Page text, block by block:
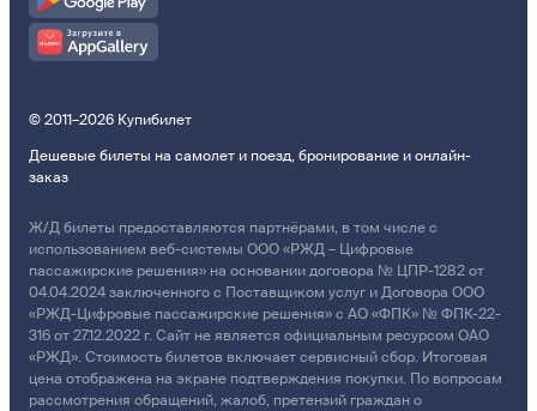
© 2011–2026 Купибилет
Дешевые билеты на самолет и поезд, бронирование и онлайн-
заказ
Ж/Д билеты предоставляются партнёрами, в том числе с
использованием веб-системы ООО «РЖД – Цифровые
пассажирские решения» на основании договора № ЦПР-1282 от
04.04.2024 заключенного с Поставщиком услуг и Договора ООО
«РЖД-Цифровые пассажирские решения» с АО «ФПК» № ФПК-22-
316 от 27.12.2022 г. Сайт не является официальным ресурсом ОАО
«РЖД». Стоимость билетов включает сервисный сбор. Итоговая
цена отображена на экране подтверждения покупки. По вопросам
рассмотрения обращений, жалоб, претензий граждан о